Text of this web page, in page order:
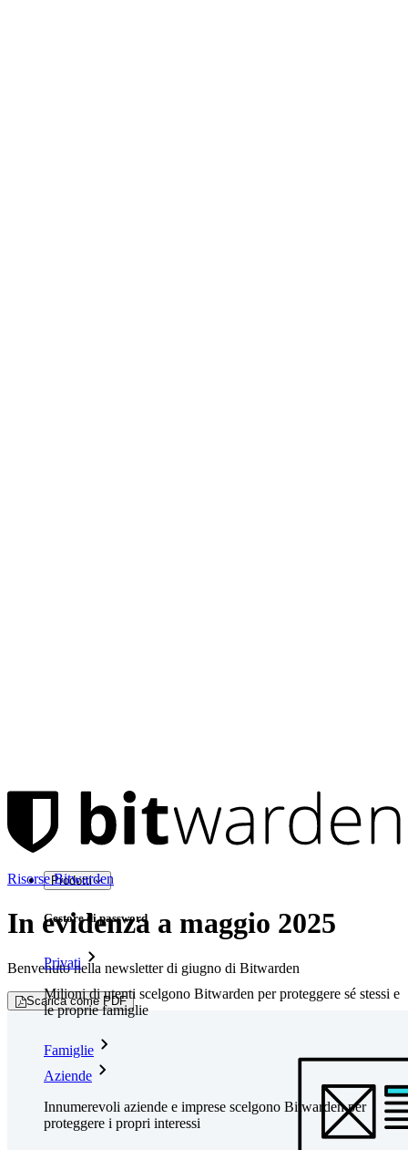
Prodotti
Gestore di password
Privati
Milioni di utenti scelgono Bitwarden per proteggere sé stessi e
le proprie famiglie
Famiglie
Aziende
Innumerevoli aziende e imprese scelgono Bitwarden per
proteggere i propri interessi
Risorse Bitwarden
In evidenza a maggio 2025
Benvenuto nella newsletter di giugno di Bitwarden
Scarica come PDF